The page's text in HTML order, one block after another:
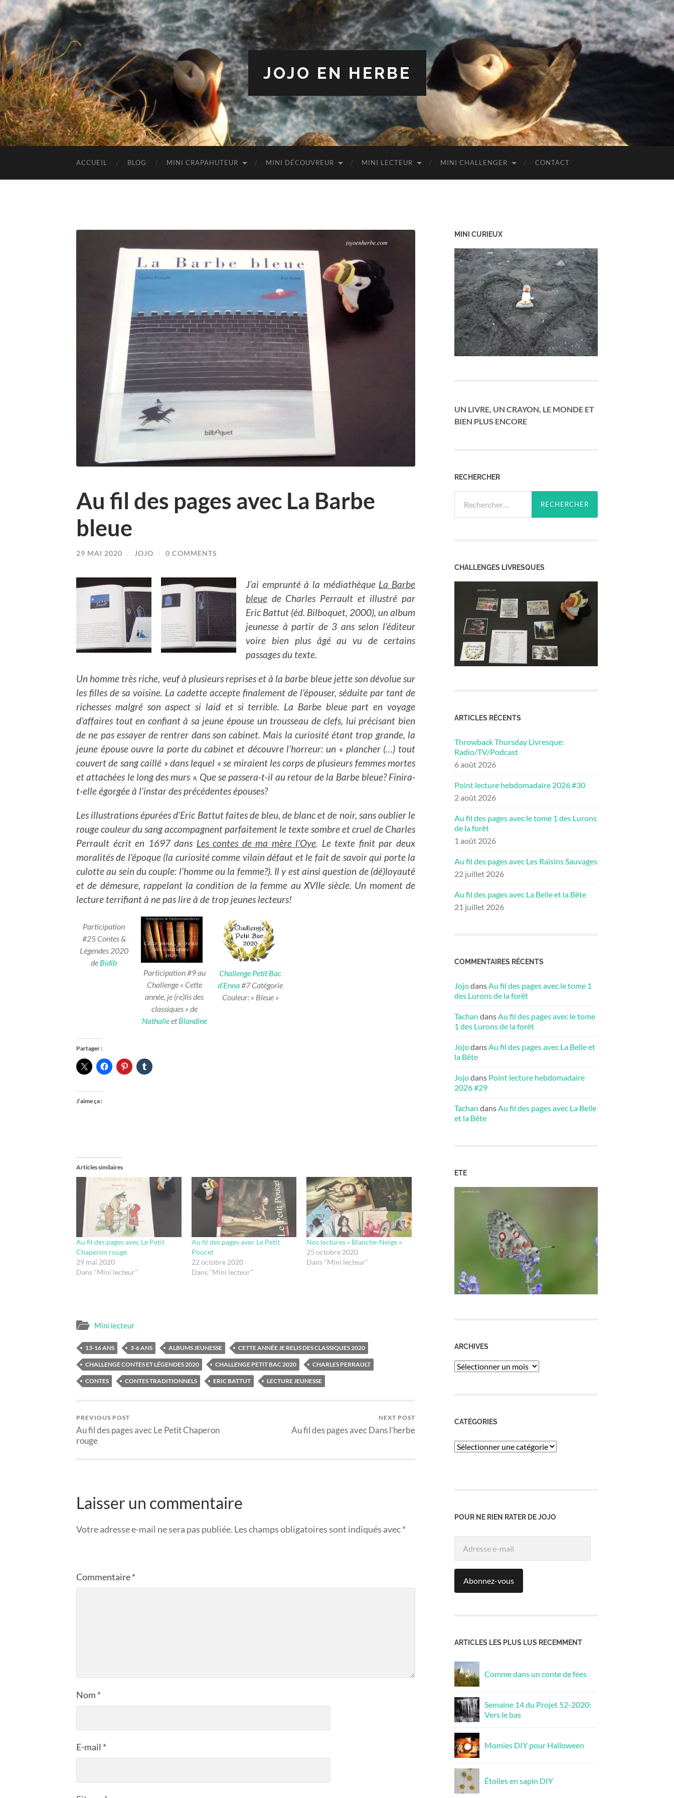
JOJO EN HERBE
ACCUEIL BLOG MINI CRAPAHUTEUR MINI DÉCOUVREUR MINI LECTEUR MINI CHALLENGER CONTACT
Au fil des pages avec La Barbe
bleue
29 MAI 2020 / JOJO / 0 COMMENTS
J’ai emprunté à la médiathèque La Barbe
bleue de Charles Perrault et illustré par
Eric Battut (éd. Bilboquet, 2000), un album
jeunesse à partir de 3 ans selon l’éditeur
voire bien plus âgé au vu de certains
passages du texte.
Un homme très riche, veuf à plusieurs reprises et à la barbe bleue jette son dévolue sur
les filles de sa voisine. La cadette accepte finalement de l’épouser, séduite par tant de
richesses malgré son aspect si laid et si terrible. La Barbe bleue part en voyage
d’affaires tout en confiant à sa jeune épouse un trousseau de clefs, lui précisant bien
de ne pas essayer de rentrer dans son cabinet. Mais la curiosité étant trop grande, la
jeune épouse ouvre la porte du cabinet et découvre l’horreur: un « plancher (…) tout
couvert de sang caillé » dans lequel « se miraient les corps de plusieurs femmes mortes
et attachées le long des murs ». Que se passera-t-il au retour de la Barbe bleue? Finira-
t-elle égorgée à l’instar des précédentes épouses?
Les illustrations épurées d’Eric Battut faites de bleu, de blanc et de noir, sans oublier le
rouge couleur du sang accompagnent parfaitement le texte sombre et cruel de Charles
Perrault écrit en 1697 dans Les contes de ma mère l’Oye. Le texte finit par deux
moralités de l’époque (la curiosité comme vilain défaut et le fait de savoir qui porte la
culotte au sein du couple: l’homme ou la femme?). Il y est ainsi question de (dé)loyauté
et de démesure, rappelant la condition de la femme au XVIIe siècle. Un moment de
lecture terrifiant à ne pas lire à de trop jeunes lecteurs!
Participation
#25 Contes &
Légendes 2020
de Bidib
Participation #9 au
Challenge « Cette
année, je (re)lis des
classiques » de
NathalieetBlandine
Challenge Petit Bac
d’Enna#7 Catégorie
Couleur: « Bleue »
Partager :
J’aime ça :
Articles similaires
Au fil des pages avec Le Petit
Chaperon rouge
29 mai 2020
Dans "Mini lecteur"
Au fil des pages avec Le Petit
Poucet
22 octobre 2020
Dans "Mini lecteur"
Nos lectures « Blanche-Neige »
25 octobre 2020
Dans "Mini lecteur"
Mini lecteur
13-16 ANS 3-6 ANS ALBUMS JEUNESSE CETTE ANNÉE JE RELIS DES CLASSIQUES 2020
CHALLENGE CONTES ET LÉGENDES 2020 CHALLENGE PETIT BAC 2020 CHARLES PERRAULT
CONTES CONTES TRADITIONNELS ERIC BATTUT LECTURE JEUNESSE
PREVIOUS POST
Au fil des pages avec Le Petit Chaperon
rouge
NEXT POST
Au fil des pages avec Dans l’herbe
Laisser un commentaire
Votre adresse e-mail ne sera pas publiée. Les champs obligatoires sont indiqués avec*
Commentaire*
Nom *
E-mail *
MINI CURIEUX
UN LIVRE, UN CRAYON, LE MONDE ET
BIEN PLUS ENCORE
RECHERCHER
CHALLENGES LIVRESQUES
ARTICLES RÉCENTS
Throwback Thursday Livresque:
Radio/TV/Podcast
6 août 2026
Point lecture hebdomadaire 2026 #30
2 août 2026
Au fil des pages avec le tome 1 des Lurons
de la forêt
1 août 2026
Au fil des pages avec Les Raisins Sauvages
22 juillet 2026
Au fil des pages avec La Belle et la Bête
21 juillet 2026
COMMENTAIRES RÉCENTS
JojodansAu fil des pages avec le tome 1
des Lurons de la forêt
Tachan dansAu fil des pages avec le tome
1 des Lurons de la forêt
JojodansAu fil des pages avec La Belle et
la Bête
Jojodans Point lecture hebdomadaire
2026 #29
Tachan dansAu fil des pages avec La Belle
et la Bête
ETE
ARCHIVES
ARCHIVES
CATÉGORIES
Catégories
POUR NE RIEN RATER DE JOJO
Abonnez-vous
ARTICLES LES PLUS LUS RECEMMENT
Comme dans un conte de fées
Semaine 14 du Projet 52-2020:
Vers le bas
Momies DIY pour Halloween
Étoiles en sapin DIY